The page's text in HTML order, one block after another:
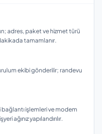
adres, paket ve hizmet türü
tamamlanır.
ekibi gönderilir; randevu
işlemleri ve modem
ağınız yapılandırılır.